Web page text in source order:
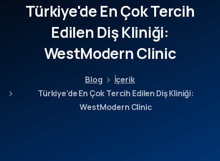
Türkiye'deEnÇokTercih
Edilen DişKliniği:
WestModernClinic
Blog
İçerik
Türkiye’de En Çok Tercih Edilen Diş Kliniği:
WestModern Clinic